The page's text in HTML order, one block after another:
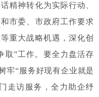
精神转化为实际行动、
市委、市政府工作要求
重大战略机遇，深化创
取”工作。要全力盘活存
牢“服务好现有企业就是
走访服务，全力助企纾